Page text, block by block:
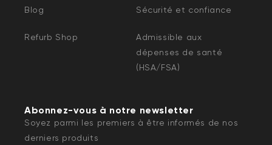
Blog Sécurité et confiance
Refurb Shop
Admissible aux
dépenses de santé
(HSA/FSA)
Abonnez-vous à notre newsletter
Soyez parmi les premiers à être informés de nos
derniers produits